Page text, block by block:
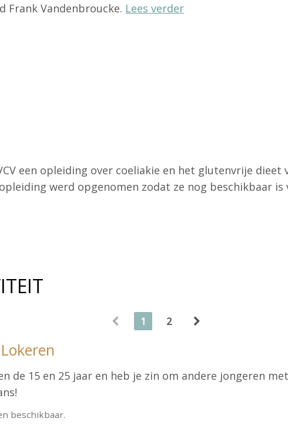
Frank Vandenbroucke. Lees verder
een opleiding over coeliakie en het glutenvrije
werd opgenomen zodat ze nog beschikbaar
1 2
beschikbaar.
de 15 en 25 jaar en heb je zin om andere jongeren